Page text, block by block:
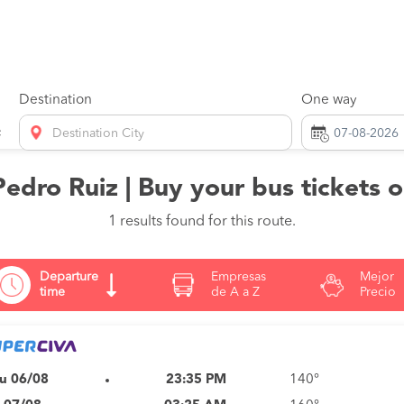
Destination
Destination City
One way
Ruiz | Buy your bus tickets
1 results found for this route.
Departure
time
Empresas
de A a Z
Mejor
Precio
06/08
23:35 PM
140°